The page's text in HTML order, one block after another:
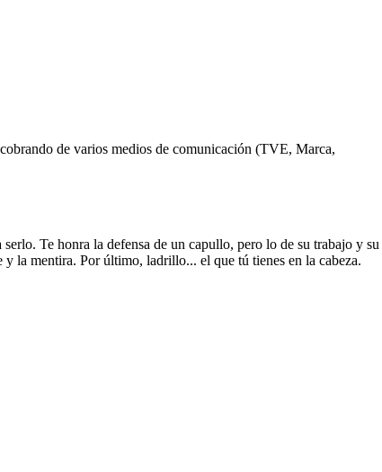
de varios medios de comunicación (TVE, Marca,
Te honra la defensa de un capullo, pero lo de su trabajo y su
la mentira. Por último, ladrillo... el que tú tienes en la cabeza.